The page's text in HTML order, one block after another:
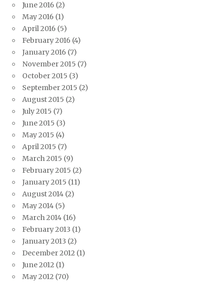
June 2016 (2)
May 2016 (1)
April 2016 (5)
February 2016 (4)
January 2016 (7)
November 2015 (7)
October 2015 (3)
September 2015 (2)
August 2015 (2)
July 2015 (7)
June 2015 (3)
May 2015 (4)
April 2015 (7)
March 2015 (9)
February 2015 (2)
January 2015 (11)
August 2014 (2)
May 2014 (5)
March 2014 (16)
February 2013 (1)
January 2013 (2)
December 2012 (1)
June 2012 (1)
May 2012 (70)